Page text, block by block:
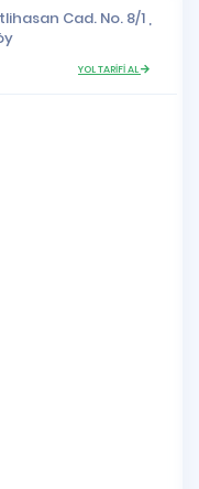
Cad. No. 8/1 ,
YOL TARİFİ AL